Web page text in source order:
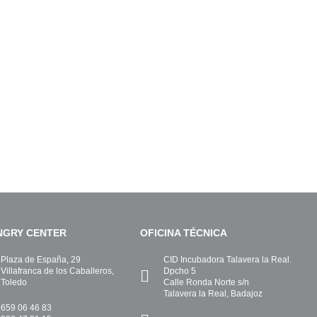
CENTER
Plaza de España, 29
Villafranca de los Caballeros,
Toledo
659 06 46 83
OFICINA TÉCNICA
CID Incubadora Talavera la Real.
Dpcho 5
Calle Ronda Norte s/n
Talavera la Real, Badajoz